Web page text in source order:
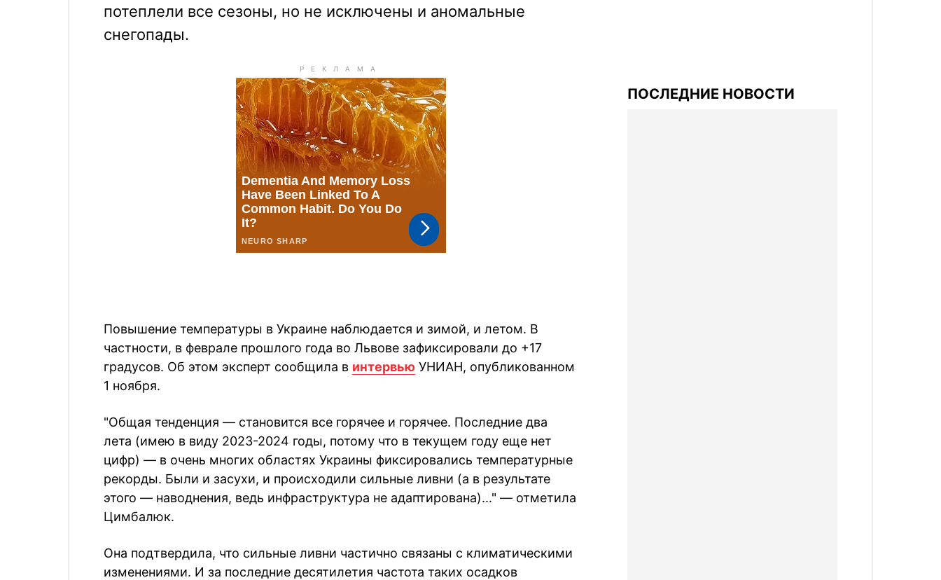
потеплели все сезоны, но не исключены и аномальные
снегопады.
Повышение температуры в Украине наблюдается и зимой, и летом. В
частности, в феврале прошлого года во Львове зафиксировали до +17
градусов. Об этом эксперт сообщила в интервью УНИАН, опубликованном
1 ноября.
"Общая тенденция — становится все горячее и горячее. Последние два
лета (имею в виду 2023-2024 годы, потому что в текущем году еще нет
цифр) — в очень многих областях Украины фиксировались температурные
рекорды. Были и засухи, и происходили сильные ливни (а в результате
этого — наводнения, ведь инфраструктура не адаптирована)..." — отметила
Цимбалюк.
Она подтвердила, что сильные ливни частично связаны с климатическими
изменениями. И за последние десятилетия частота таких осадков
ПОСЛЕДНИЕ НОВОСТИ